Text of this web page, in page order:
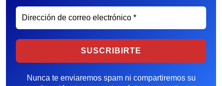
Nunca te enviaremos spam ni compartiremos su